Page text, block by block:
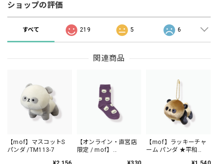
ショップの評価
すべて 219 5 6
関連商品
【mof】マスコットS
パンダ /TM113-7
【オンライン・直営店
限定 / mof】
【mof】ラッキーチャ
ーム パンダ ★平和